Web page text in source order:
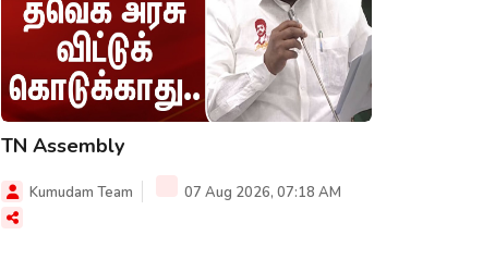
TN Assembly
Kumudam Team 07 Aug 2026, 07:18 AM